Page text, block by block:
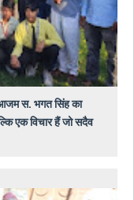
स. भगत सिंह का
एक विचार हैं जो सदैव